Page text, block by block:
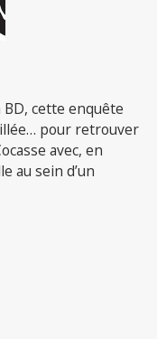
cette enquête
pour retrouver
avec, en
au sein d’un